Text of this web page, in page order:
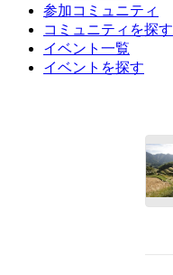
参加コミュニティ
コミュニティを探す
イベント一覧
イベントを探す